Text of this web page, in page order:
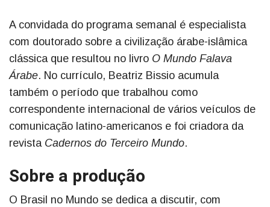
A convidada do programa semanal é especialista
com doutorado sobre a civilização árabe-islâmica
clássica que resultou no livro O Mundo Falava
Árabe. No currículo, Beatriz Bissio acumula
também o período que trabalhou como
correspondente internacional de vários veículos de
comunicação latino-americanos e foi criadora da
revista Cadernos do Terceiro Mundo.
Sobre a produção
O Brasil no Mundo se dedica a discutir, com